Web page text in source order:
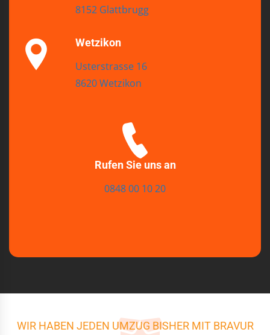
8152 Glattbrugg
Wetzikon
Usterstrasse 16
8620 Wetzikon
Rufen Sie uns an
0848 00 10 20
WIR HABEN JEDEN UMZUG BISHER MIT BRAVUR